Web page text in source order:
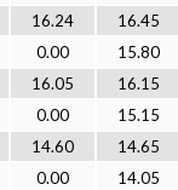
16.24
16.45
0.00
15.80
16.05
16.15
0.00
15.15
14.60
14.65
0.00
14.05